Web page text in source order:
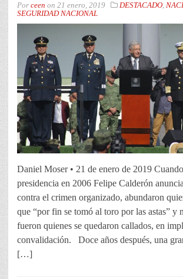
Por ceen on 21 enero, 2019 DESTACADO,
SEGURIDAD NACIONAL
Daniel Moser • 21 de enero de 2019
presidencia en 2006 Felipe Calderón
contra el crimen organizado, abundaron
que “por fin se tomó al toro por las astas” y
fueron quienes se quedaron callados, en
convalidación. Doce años después, una
[…]